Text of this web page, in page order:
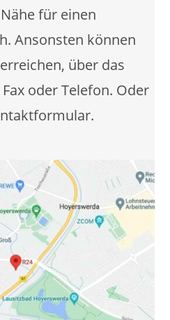
für einen
Ansonsten können
über das
oder Telefon. Oder